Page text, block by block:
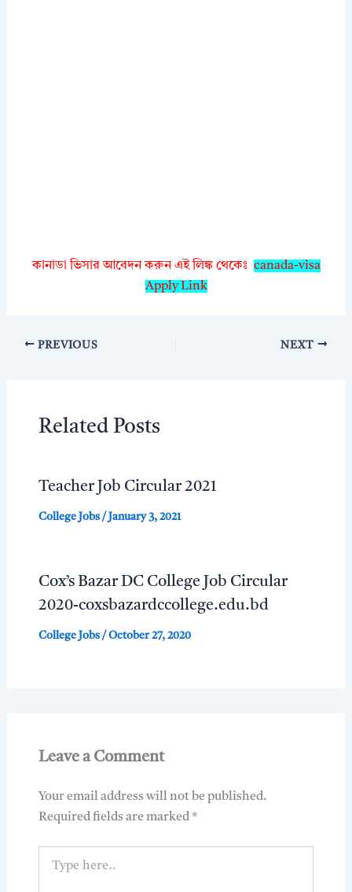
কানাডা ভিসার আবেদন করুন এই লিঙ্ক থেকেঃ canada-visa
Apply Link
PREVIOUS NEXT
Related Posts
Teacher Job Circular 2021
College Jobs/ January 3, 2021
Cox’s Bazar DC College Job Circular
2020-coxsbazardccollege.edu.bd
College Jobs/ October 27, 2020
Leave a Comment
Your email address will not be published.
Required fields are marked *
here..